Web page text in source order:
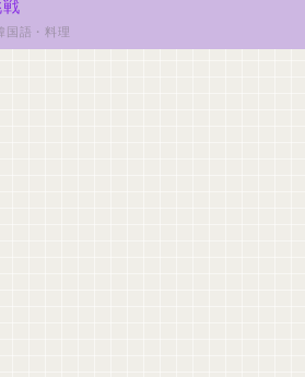
国語・料理